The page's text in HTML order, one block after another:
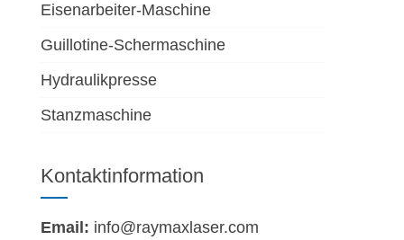
Eisenarbeiter-Maschine
Guillotine-Schermaschine
Hydraulikpresse
Stanzmaschine
Kontaktinformation
Email: info@raymaxlaser.com